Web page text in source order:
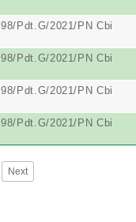
98/Pdt.G/2021/PN Cbi
98/Pdt.G/2021/PN Cbi
98/Pdt.G/2021/PN Cbi
98/Pdt.G/2021/PN Cbi
Next